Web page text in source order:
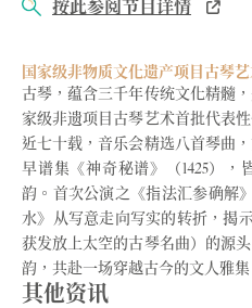
按此参阅节目详情
国家级非物质文化遗产项目古琴
古琴，蕴含三千年传统文化精髓
家级非遗项目古琴艺术首批代表
近七十载，音乐会精选八首琴曲
早谱集《神奇秘谱》（1425）
韵。首次公演之《指法汇参确解
水》从写意走向写实的转折，揭
获发放上太空的古琴名曲）的源
韵，共赴一场穿越古今的文人雅集
其他资讯